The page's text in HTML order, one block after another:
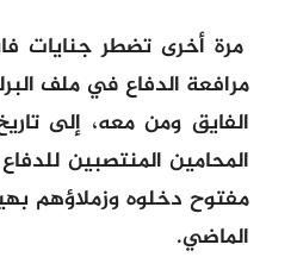
مرة أخرى تضطر جنايات
مرافعة الدفاع في ملف
الفايق ومن معه، إلى
المحامين المنتصبين
مفتوح دخلوه وزملاؤهم
الماضي.